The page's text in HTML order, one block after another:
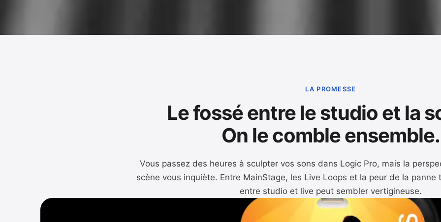
LA PROMESSE
Le fossé entre le studio et la
On le comble ensemble.
Vous passez des heures à sculpter vos sons dans Logic Pro, mais la
scène vous inquiète. Entre MainStage, les Live Loops et la peur de la panne
entre studio et live peut sembler vertigineuse.